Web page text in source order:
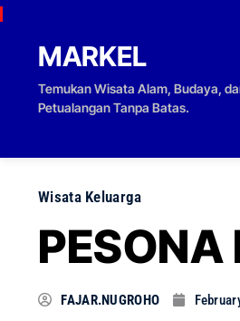
Skip to content
MARKEL
Temukan Wisata Alam, Budaya,
Petualangan Tanpa Batas.
Wisata Keluarga
PESONA
FAJAR.NUGROHO